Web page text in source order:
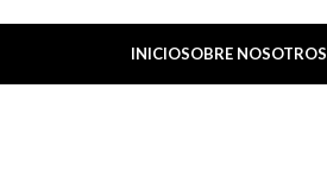
INICIOSOBRE NOSOTROS